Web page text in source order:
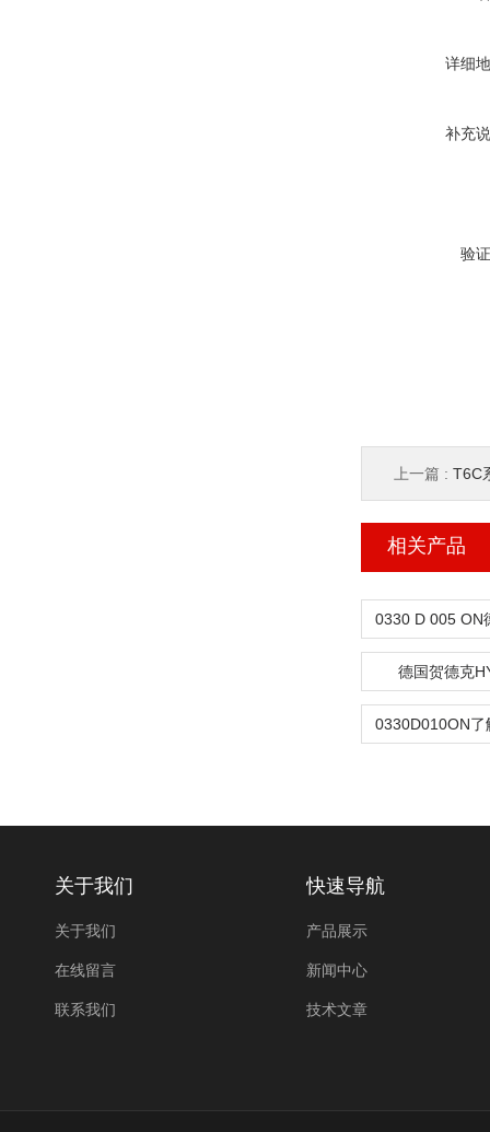
详细
补充
验
上一篇 : T6C
相关产品
德国贺德克
关于我们
关于我们
在线留言
联系我们
快速导航
产品展示
新闻中心
技术文章